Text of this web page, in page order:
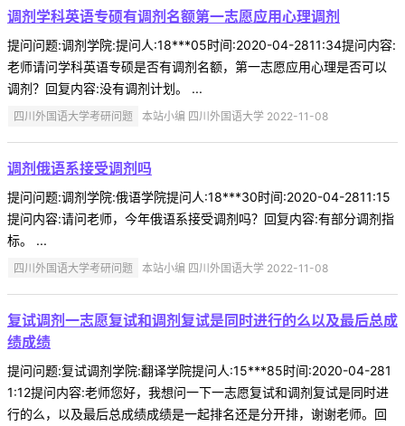
调剂学科英语专硕有调剂名额第一志愿应用心理调剂
提问问题:调剂学院:提问人:18***05时间:2020-04-2811:34提问内容:
老师请问学科英语专硕是否有调剂名额，第一志愿应用心理是否可以
调剂？回复内容:没有调剂计划。 ...
四川外国语大学考研问题 本站小编 四川外国语大学 2022-11-08
调剂俄语系接受调剂吗
提问问题:调剂学院:俄语学院提问人:18***30时间:2020-04-2811:15
提问内容:请问老师，今年俄语系接受调剂吗？回复内容:有部分调剂指
标。 ...
四川外国语大学考研问题 本站小编 四川外国语大学 2022-11-08
复试调剂一志愿复试和调剂复试是同时进行的么以及最后总成
绩成绩
提问问题:复试调剂学院:翻译学院提问人:15***85时间:2020-04-281
1:12提问内容:老师您好，我想问一下一志愿复试和调剂复试是同时进
行的么，以及最后总成绩成绩是一起排名还是分开排，谢谢老师。回